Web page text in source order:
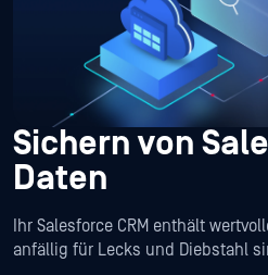
Sichern von
Daten
Ihr Salesforce CRM enthält
anfällig für Lecks und Diebstahl